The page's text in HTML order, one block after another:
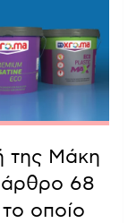
της Μάκη
άρθρο 68
οποίο